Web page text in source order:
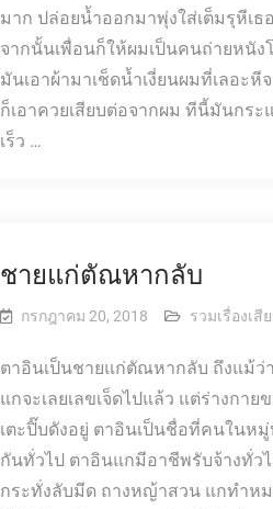
มาก ปล่อยน้ำออกมาพุ่งใส่เต็มรุหีเธ
จากนั้นเพื่อนก็ให้ผมเป็นคนถ่ายหนัง
มันเอาผ้ามาเช็ดน้ำเงี่ยนผมที่เลอะ
ก็เอาควยเสียบต่อจากผม ทีนี้มันกระ
เร็ว …
ชายแก่ตัณหากลับ
กรกฎาคม 20, 2018 รวมเรื่องเสี
ตาอินเป็นชายแก่ตัณหากลับ ถึงแม้ว่
แกจะเลยเลขเจ็ดไปแล้ว แต่ร่างกาย
เตะปิ๊บดังอยู่ ตาอินเป็นชื่อที่คนในหมู่
กันทั่วไป ตาอินแกมีอาชีพรับจ้างทั่ว
กระทั่งลับมีด ถางหญ้าสวน แกทำห